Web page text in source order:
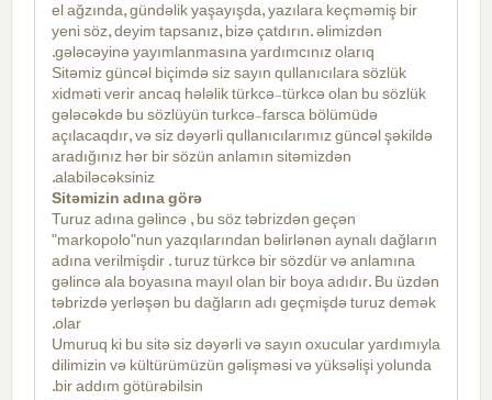
el ağzında, gündəlik yaşayışda, yazılara keçməmiş bir
yeni söz, deyim tapsanız, bizə çatdırın. əlimizdən
gələcəyinə yayımlanmasına yardımcınız olarıq.
Sitəmiz güncəl biçimdə siz sayın qullanıcılara sözlük
xidməti verir ancaq hələlik türkcə-türkcə olan bu sözlük
gələcəkdə bu sözlüyün turkcə-farsca bölümüdə
açılacaqdır, və siz dəyərli qullanıcılarımız güncəl şəkildə
aradığınız hər bir sözün anlamın sitəmizdən
alabiləcəksiniz.
Sitəmizin adına görə
Turuz adına gəlincə , bu söz təbrizdən geçən
"markopolo"nun yazqılarından bəlirlənən aynalı dağların
adına verilmişdir . turuz türkcə bir sözdür və anlamına
gəlincə ala boyasına mayıl olan bir boya adıdır. Bu üzdən
təbrizdə yerləşən bu dağların adı geçmişdə turuz demək
olar.
Umuruq ki bu sitə siz dəyərli və sayın oxucular yardımıyla
dilimizin və kültürümüzün gəlişməsi və yüksəlişi yolunda
bir addım götürəbilsin.